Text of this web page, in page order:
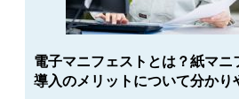
電子マニフェストとは？紙マニ
導入のメリットについて分かり